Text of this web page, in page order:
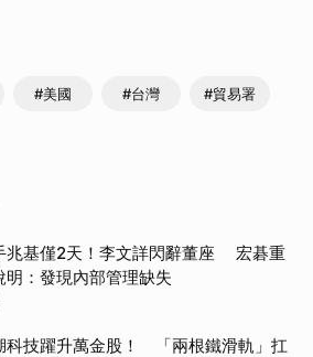
#美國 #台灣 #貿易署
兆基僅2天！李文詳閃辭董座 宏碁重
明：發現內部管理缺失
科技躍升萬金股！ 「兩根鐵滑軌」扛